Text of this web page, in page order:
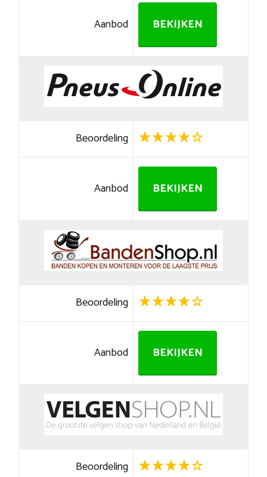
Aanbod BEKIJKEN
Beoordeling
Aanbod BEKIJKEN
Beoordeling
Aanbod BEKIJKEN
Beoordeling